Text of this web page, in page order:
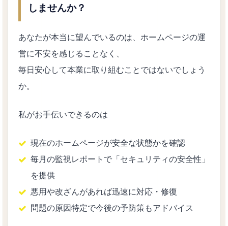
しませんか？
あなたが本当に望んでいるのは、ホームページの運
営に不安を感じることなく、
毎日安心して本業に取り組むことではないでしょう
か。
私がお手伝いできるのは
現在のホームページが安全な状態かを確認
毎月の監視レポートで「セキュリティの安全性」
を提供
悪用や改ざんがあれば迅速に対応・修復
問題の原因特定で今後の予防策もアドバイス